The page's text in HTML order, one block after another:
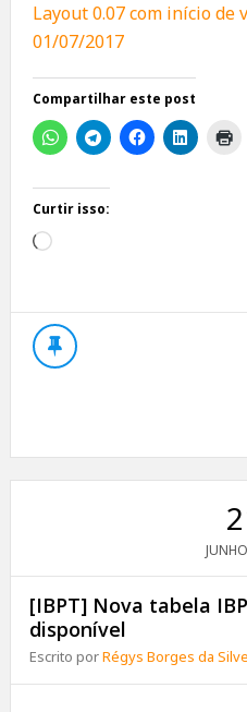
Layout 0.07 com início de
01/07/2017
Compartilhar este post
Curtir isso:
Carregando...
JUNHO
[IBPT] Nova tabela
disponível
Escrito porRégys Borges da